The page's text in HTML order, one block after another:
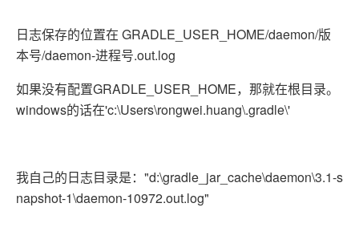
日志保存的位置在 GRADLE_USER_HOME/daemon/版
本号/daemon-进程号.out.log
如果没有配置GRADLE_USER_HOME，那就在根目录。
windows的话在'c:\Users\rongwei.huang\.gradle\'
我自己的日志目录是："d:\gradle_jar_cache\daemon\3.1-s
napshot-1\daemon-10972.out.log"